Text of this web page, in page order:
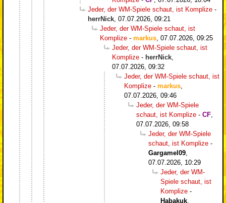
Jeder, der WM-Spiele schaut, ist Komplize -
herrNick 07.07.2026, 09:21
Jeder, der WM-Spiele schaut, ist
Komplize - markus 07.07.2026, 09:25
Jeder, der WM-Spiele schaut, ist
Komplize - herrNick
07.07.2026, 09:32
Jeder, der WM-Spiele schaut, ist
Komplize - markus
07.07.2026, 09:46
Jeder, der WM-Spiele
schaut, ist Komplize - CF
07.07.2026, 09:58
Jeder, der WM-Spiele
schaut, ist Komplize -
Gargamel09
07.07.2026, 10:29
Jeder, der WM-
Spiele schaut, ist
Komplize -
Habakuk